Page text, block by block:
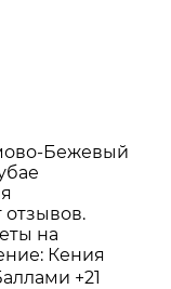
Бежевый
отзывов.
на
Кения
+21